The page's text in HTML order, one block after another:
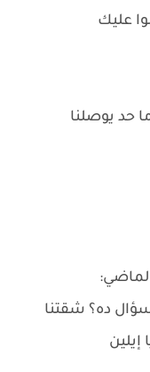
عليك
حد يوصلنا
ده؟ شقتنا
إيلين